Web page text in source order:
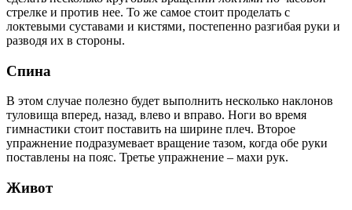
стрелке и против нее. То же самое стоит проделать с
локтевыми суставами и кистями, постепенно разгибая руки и
разводя их в стороны.
Спина
В этом случае полезно будет выполнить несколько наклонов
туловища вперед, назад, влево и вправо. Ноги во время
гимнастики стоит поставить на ширине плеч. Второе
упражнение подразумевает вращение тазом, когда обе руки
поставлены на пояс. Третье упражнение – махи рук.
Живот